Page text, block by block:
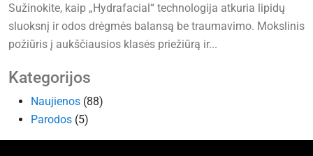
Sužinokite, kaip „Hydrafacial“ technologija atkuria lipidų
sluoksnį ir odos drėgmės balansą be traumavimo. Mokslinis
požiūris į aukščiausios klasės priežiūrą ir...
Kategorijos
Naujienos (88)
Parodos (5)